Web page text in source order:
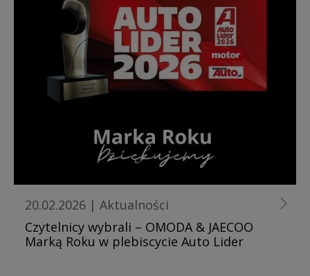
20.02.2026 | Aktualności
Czytelnicy wybrali – OMODA & JAECOO
Marką Roku w plebiscycie Auto Lider